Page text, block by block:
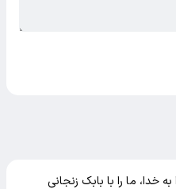
به خدا، ما را با بابک زنجانی